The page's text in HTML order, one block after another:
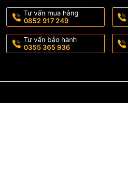
Tư vấn mua hàng
0852 917 249
Tư vấn bảo hành
0355 365 936